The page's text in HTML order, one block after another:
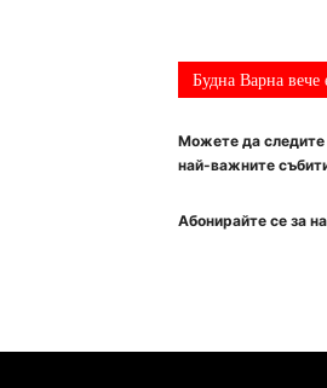
Будна Варна
Можете да следите
най-важните
Абонирайте се за